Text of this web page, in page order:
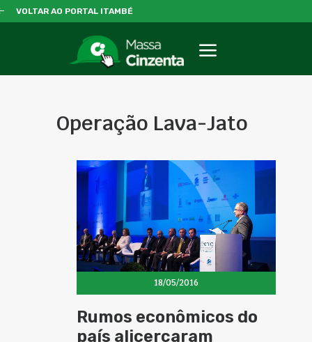
VOLTAR AO PORTAL ITAMBÉ
Operação Lava-Jato
18/05/2016
Rumos econômicos do
país alicerçaram